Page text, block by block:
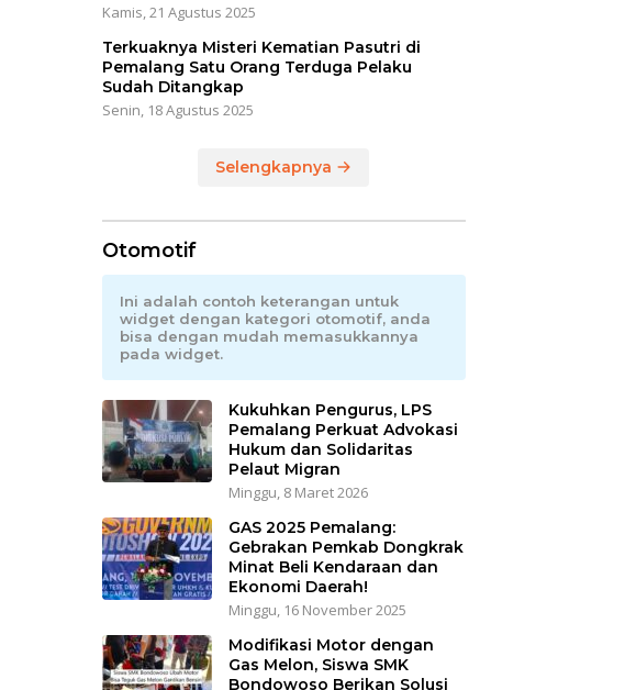
Kamis, 21 Agustus 2025
Terkuaknya Misteri Kematian Pasutri di
Pemalang Satu Orang Terduga Pelaku
Sudah Ditangkap
Senin, 18 Agustus 2025
Selengkapnya
Otomotif
Ini adalah contoh keterangan untuk
widget dengan kategori otomotif, anda
bisa dengan mudah memasukkannya
pada widget.
Kukuhkan Pengurus, LPS
Pemalang Perkuat Advokasi
Hukum dan Solidaritas
Pelaut Migran
Minggu, 8 Maret 2026
GAS 2025 Pemalang:
Gebrakan Pemkab Dongkrak
Minat Beli Kendaraan dan
Ekonomi Daerah!
Minggu, 16 November 2025
Modifikasi Motor dengan
Gas Melon, Siswa SMK
Bondowoso Berikan Solusi